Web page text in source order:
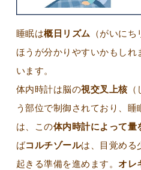
睡眠は概日リズム （がいに
ほうが分かりやすいかもしれ
います。
体内時計は脳の視交叉上核（
う部位で制御されており、
は、この体内時計によって量
ばコルチゾールは、目覚める
起きる準備を進めます。オレ